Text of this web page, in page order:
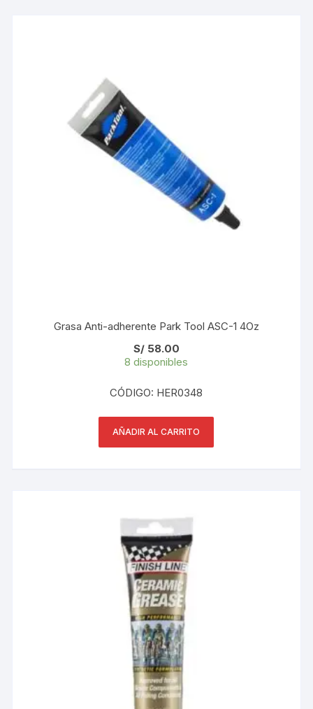
Grasa Anti-adherente Park Tool ASC-1 4Oz
S/58.00
8 disponibles
CÓDIGO: HER0348
AÑADIR AL CARRITO